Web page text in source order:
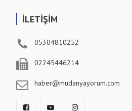
İLETİŞİM
05304810252
02245446214
haber@mudanyayorum.com